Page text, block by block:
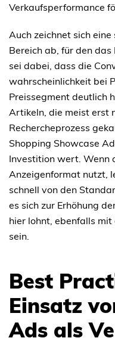
Verkaufsperformance
Auch zeichnet sich
Bereich ab, für den
sei dabei, dass die
wahrscheinlichkeit bei
Preissegment deutlich
Artikeln, die meist erst
Rechercheprozess
Shopping Showcase
Investition wert. Wenn
Anzeigenformat nutzt,
schnell von den
es sich zur Erhöhung
hier lohnt, ebenfalls
sein.
Best
Einsatz
Ads als